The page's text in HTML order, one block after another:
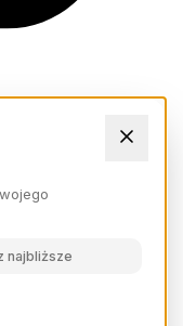
najbliższe